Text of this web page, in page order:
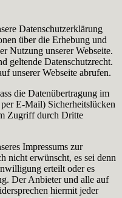
Datenschutzerklärung
über die Erhebung und
Nutzung unserer Webseite.
geltende Datenschutzrecht.
unserer Webseite abrufen.
die Datenübertragung im
E-Mail) Sicherheitslücken
Zugriff durch Dritte
Impressums zur
nicht erwünscht, es sei denn
erteilt oder es
Der Anbieter und alle auf
hiermit jeder